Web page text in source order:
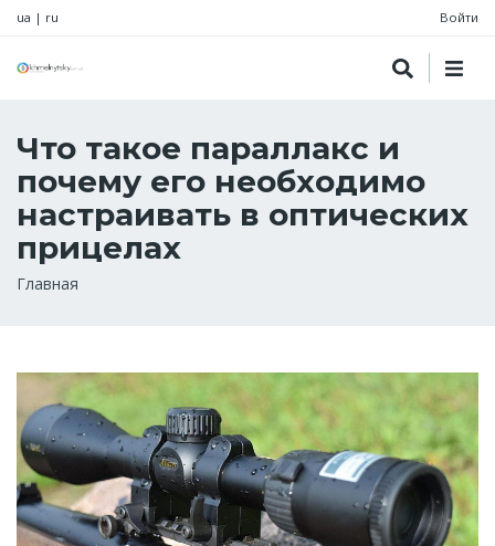
ua | ru Войти
Что такое параллакс и
почему его необходимо
настраивать в оптических
прицелах
Строка
Главная